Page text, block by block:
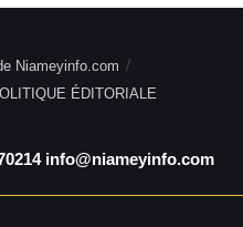
Niameyinfo.com
ÉDITORIALE
info@niameyinfo.com